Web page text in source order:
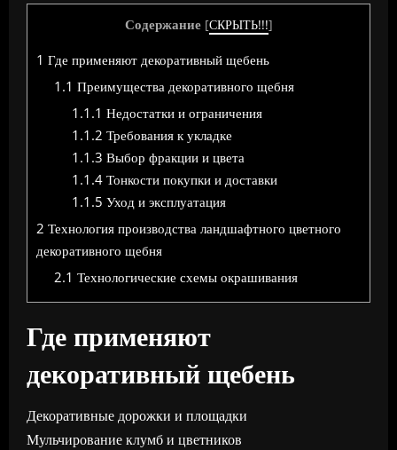
Содержание [СКРЫТЬ!!!]
1 Где применяют декоративный щебень
1.1 Преимущества декоративного щебня
1.1.1 Недостатки и ограничения
1.1.2 Требования к укладке
1.1.3 Выбор фракции и цвета
1.1.4 Тонкости покупки и доставки
1.1.5 Уход и эксплуатация
2 Технология производства ландшафтного цветного
декоративного щебня
2.1 Технологические схемы окрашивания
Где применяют
декоративный щебень
Декоративные дорожки и площадки
Мульчирование клумб и цветников